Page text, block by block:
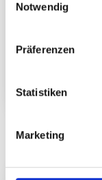
Notwendig
Präferenzen
Statistiken
Marketing